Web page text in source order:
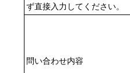
ず直接入力してください。
問い合わせ内容